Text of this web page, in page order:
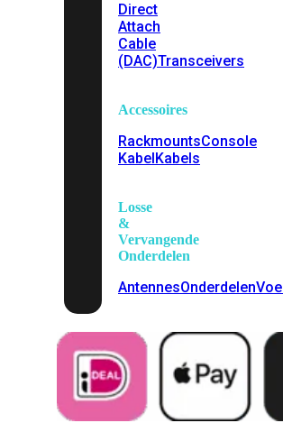
Direct
Attach
Cable
(DAC)Transceivers
Accessoires
RackmountsConsole
KabelKabels
Losse
&
Vervangende
Onderdelen
AntennesOnderdelen